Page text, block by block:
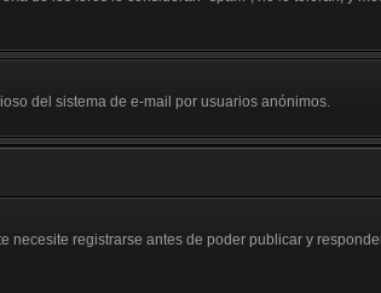
del sistema de e-mail por usuarios anónimos.
registrarse antes de poder publicar y